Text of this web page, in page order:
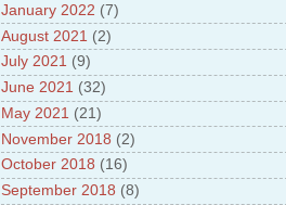
January 2022 (7)
August 2021 (2)
July 2021 (9)
June 2021 (32)
May 2021 (21)
November 2018 (2)
October 2018 (16)
September 2018 (8)